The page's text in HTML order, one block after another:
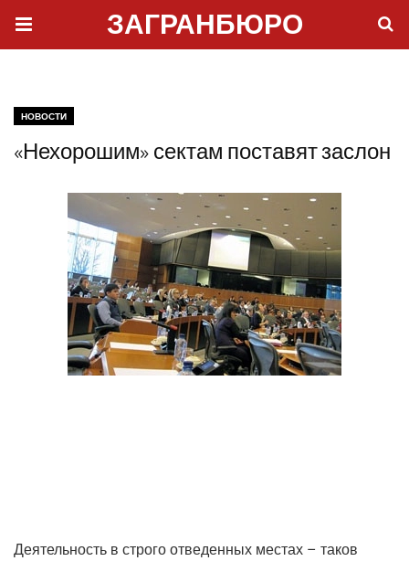
ЗАГРАНБЮРО
НОВОСТИ
«Нехорошим» сектам поставят заслон
Дея­тель­ность в стро­го отве­ден­ных местах – таков